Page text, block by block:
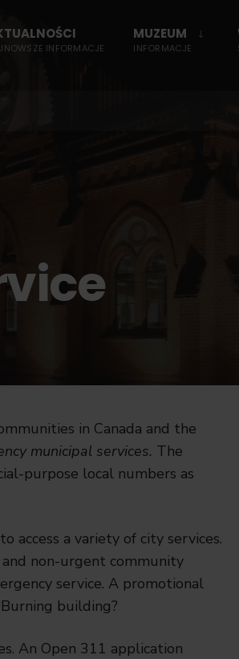
INFORMACJE
MUZEUM
INFORMACJE
in Canada and the
municipal services. The
purpose local numbers as
access a variety of city services.
non-urgent community
service. A promotional
building?
An Open 311 application